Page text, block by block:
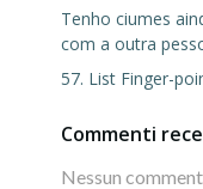
Tenho ciumes
com a outra
57. List Finger-
Commenti
Nessun